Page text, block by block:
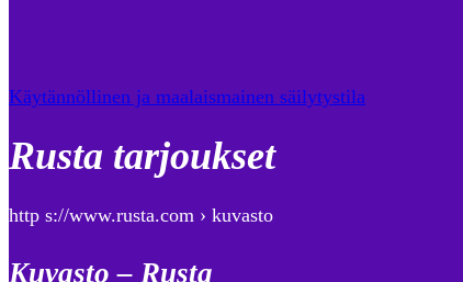
Käytännöllinen ja maalaismainen säilytystila
Rusta tarjoukset
http s://www.rusta.com › kuvasto
Kuvasto – Rusta